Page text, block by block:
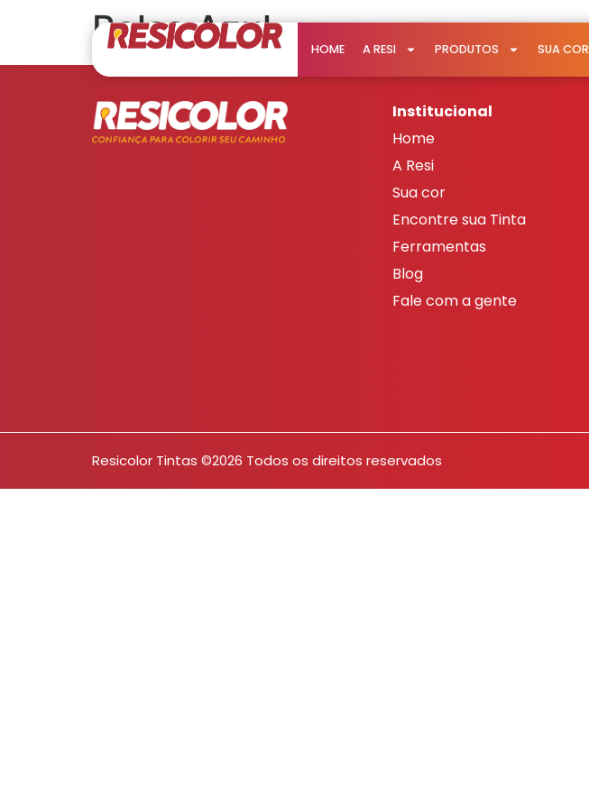
HOME A RESI PRODUTOS SUA COR
Bolsa Azul
Institucional
Home
A Resi
Sua cor
Encontre sua Tinta
Ferramentas
Blog
Fale com a gente
Resicolor Tintas ©2026 Todos os direitos reservados